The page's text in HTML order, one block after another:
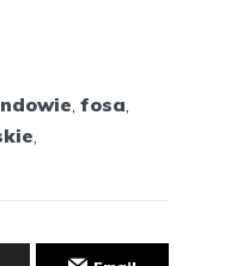
, fosa,
,